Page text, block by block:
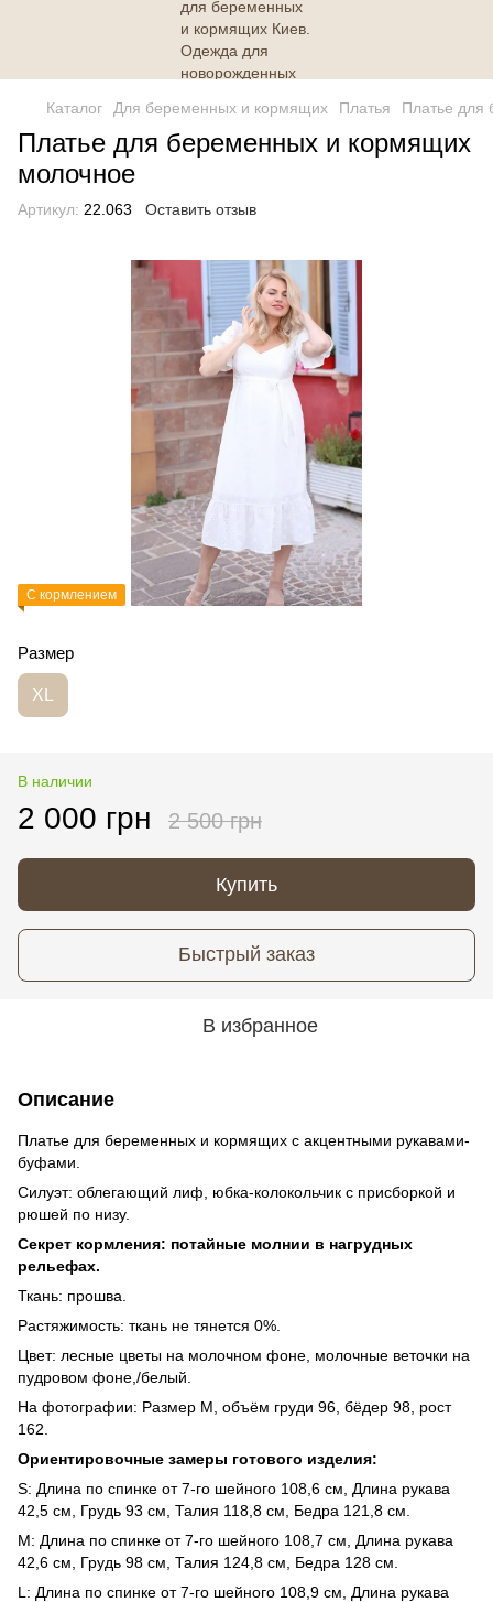
Каталог Для беременных и кормящих Платья Платье для
Платье для беременных и кормящих
молочное
Артикул: 22.063 Оставить отзыв
С кормлением
Размер
XL
В наличии
2 000 грн 2 500 грн
Купить
Быстрый заказ
В избранное
Описание
Платье для беременных и кормящих с акцентными рукавами-
буфами.
Силуэт: облегающий лиф, юбка-колокольчик с присборкой и
рюшей по низу.
Секрет кормления: потайные молнии в нагрудных
рельефах.
Ткань: прошва.
Растяжимость: ткань не тянется 0%.
Цвет: лесные цветы на молочном фоне, молочные веточки на
пудровом фоне,/белый.
На фотографии: Размер М, объём груди 96, бёдер 98, рост
162.
Ориентировочные замеры готового изделия:
S: Длина по спинке от 7-го шейного 108,6 см, Длина рукава
42,5 см, Грудь 93 см, Талия 118,8 см, Бедра 121,8 см.
M: Длина по спинке от 7-го шейного 108,7 см, Длина рукава
42,6 см, Грудь 98 см, Талия 124,8 см, Бедра 128 см.
L: Длина по спинке от 7-го шейного 108,9 см, Длина рукава